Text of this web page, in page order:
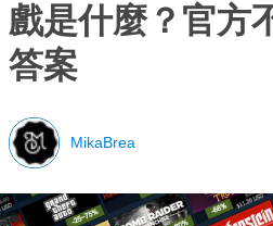
戲是什麼？官方
答案
MikaBrea